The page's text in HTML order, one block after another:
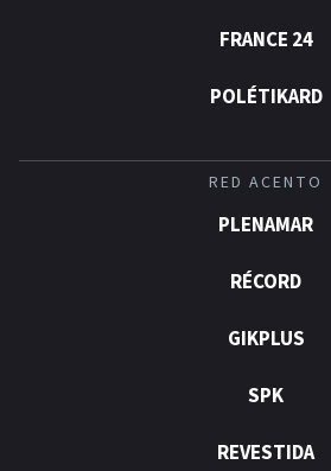
FRANCE 24
POLÉTIKARD
RED ACENTO
PLENAMAR
RÉCORD
GIKPLUS
SPK
REVESTIDA